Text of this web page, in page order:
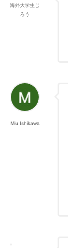
海外大学生じ
ろう
Miu Ishikawa